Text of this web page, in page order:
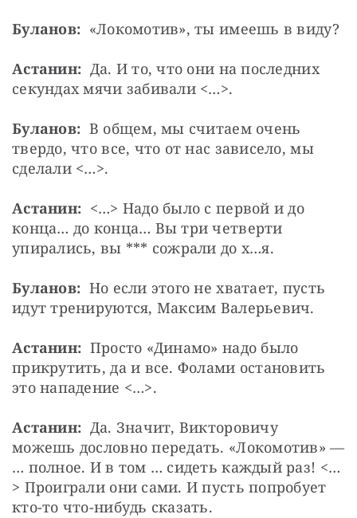
Буланов:
  «Локомотив», ты имеешь в виду?
Астанин:
  Да. И то, что они на последних
секундах мячи забивали <…>.
Буланов:
  В общем, мы считаем очень
твердо, что все, что от нас зависело, мы
сделали <…>.
Астанин:
  <…> Надо было с первой и до
конца… до конца… Вы три четверти
упирались, вы *** сожрали до х…я.
Буланов:
  Но если этого не хватает, пусть
идут тренируются, Максим Валерьевич.
Астанин:
  Просто «Динамо» надо было
прикрутить, да и все. Фолами остановить
это нападение <…>.
Астанин:
  Да. Значит, Викторовичу
можешь дословно передать. «Локомотив» —
… полное. И в том … сидеть каждый раз! <…
> Проиграли они сами. И пусть попробует
кто-то что-нибудь сказать.